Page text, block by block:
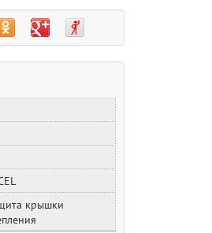
крышки